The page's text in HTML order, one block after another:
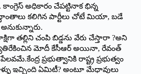
కాంగ్రెస్‌ అధికారం చేపట్టినాక భిన్న
కలిగిన పార్టీలు చోటే మియా, బడే
తల్లిని చంపి బిడ్డను వేరు చేస్తారా ?అని
మోదీ కేసీఆర్‌ అయినా, రేవంత్‌
ప్రభుత్వానికి రాష్ట్ర ప్రభుత్వం
ఇచ్చింది ఏమిటీ? అంటూ మేధావులు